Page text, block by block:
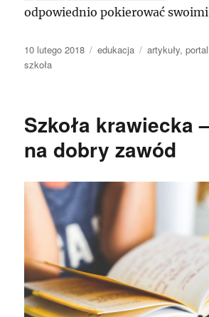
odpowiednio pokierować
Data
publikacji
10 lutego 2018 Kategorie
edukacja Tagi
artykuły,portal
szkoła
Szkoła krawiecka
na dobry zawód